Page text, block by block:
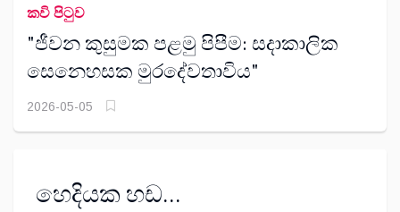
කවි පිටුව
"ජීවන කුසුමක පළමු පිපීම: සදාකාලික
සෙනෙහසක මුරදේවතාවිය"
2026-05-05
හෙදියක හඩ...